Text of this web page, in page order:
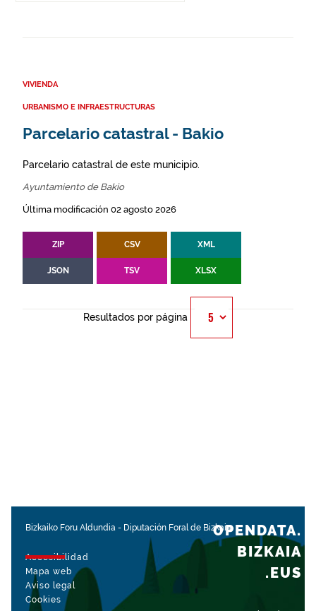
VIVIENDA
URBANISMO E INFRAESTRUCTURAS
Parcelario catastral - Bakio
Parcelario catastral de este municipio.
Ayuntamiento de Bakio
Última modificación 02 agosto 2026
ZIP CSV XML
JSON TSV XLSX
Resultados por página
Bizkaiko Foru Aldundia - Diputación Foral de Bizkaia
Accesibilidad
Mapa web
Aviso legal
Cookies
OPENDATA.
BIZKAIA
.EUS